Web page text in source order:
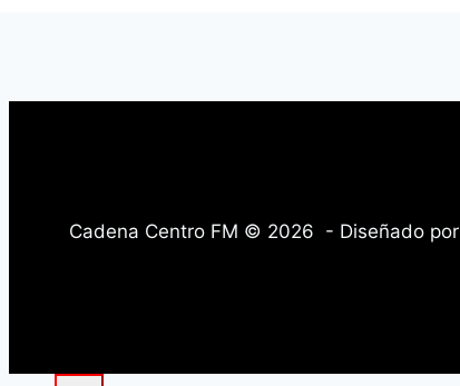
Cadena Centro FM © 2026 - Diseñado por